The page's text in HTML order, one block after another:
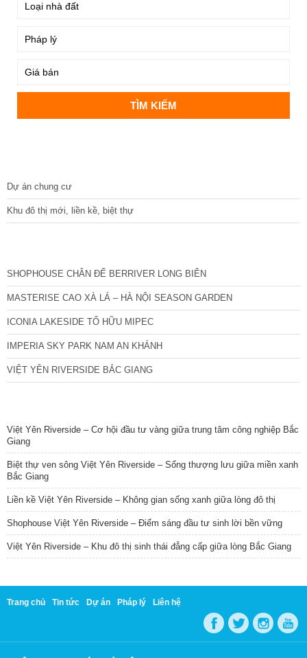
Dự án chung cư
Khu đô thị mới, liền kề, biệt thự
SHOPHOUSE CHÂN ĐẾ BERRIVER LONG BIÊN
MASTERISE CAO XÀ LÁ – HÀ NỘI SEASON GARDEN
ICONIA LAKESIDE TỐ HỮU MIPEC
IMPERIA SKY PARK NAM AN KHÁNH
VIỆT YÊN RIVERSIDE BẮC GIANG
Việt Yên Riverside – Cơ hội đầu tư vàng giữa trung tâm công nghiệp Bắc
Giang
Biệt thự ven sông Việt Yên Riverside – Sống thượng lưu giữa miền xanh
Bắc Giang
Liền kề Việt Yên Riverside – Không gian sống xanh giữa lòng đô thị
Shophouse Việt Yên Riverside – Điểm sáng đầu tư sinh lời bền vững
Việt Yên Riverside – Khu đô thị sinh thái đẳng cấp giữa lòng Bắc Giang
Trang chủ Tin tức Dự án Pháp lý Liên hệ